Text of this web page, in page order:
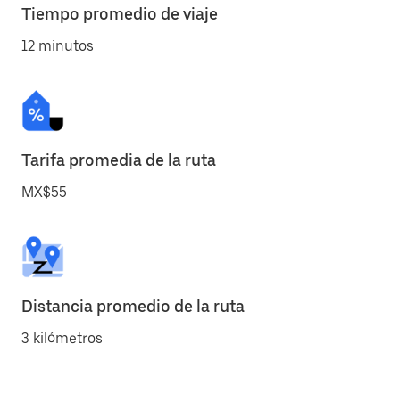
Tiempo promedio de viaje
12 minutos
Tarifa promedia de la ruta
MX$55
Distancia promedio de la ruta
3 kilómetros